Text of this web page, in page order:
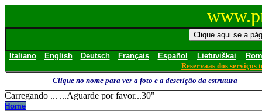
Italiano English Deutsch Français Español Lietuviškai
Reservaas dos serviços
Clique no nome para ver a foto e a descrição da estrutura
Carregando ... ...Aguarde por favor...30"
Home